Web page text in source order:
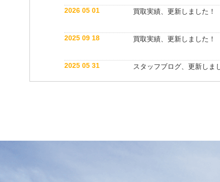
2026 05 01 買取実績、更新しました！
2025 09 18 買取実績、更新しました！
2025 05 31 スタッフブログ、更新しま